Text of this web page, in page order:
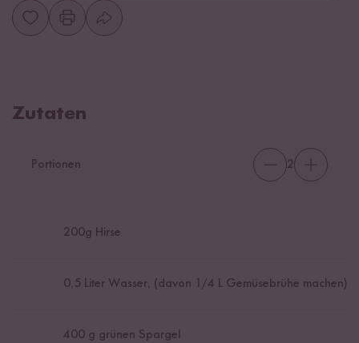
Zutaten
Portionen 2
200g Hirse
0,5 Liter Wasser, (davon 1/4 L Gemüsebrühe machen)
400 g grünen Spargel